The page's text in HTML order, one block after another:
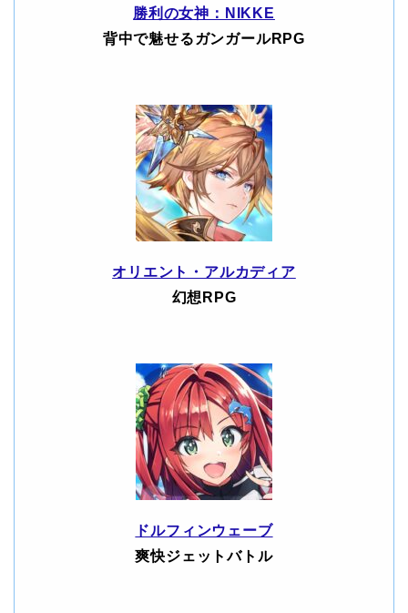
勝利の女神：NIKKE
背中で魅せるガンガールRPG
オリエント・アルカディア
幻想RPG
ドルフィンウェーブ
爽快ジェットバトル